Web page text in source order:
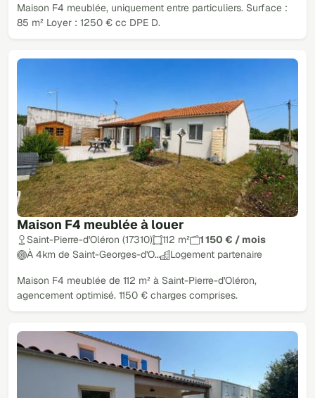
Maison F4 meublée, uniquement entre particuliers. Surface :
85 m² Loyer : 1250 € cc DPE D.
Maison F4 meublée à louer
Saint-Pierre-d'Oléron (17310) 112 m²
1 150 € / mois
À 4km de Saint-Georges-d'O…
Logement partenaire
Maison F4 meublée de 112 m² à Saint-Pierre-d'Oléron,
agencement optimisé. 1150 € charges comprises.